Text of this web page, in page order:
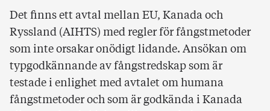
Det finns ett avtal mellan EU, Kanada och
Ryssland (AIHTS) med regler för fångstmetoder
som inte orsakar onödigt lidande. Ansökan om
typgodkännande av fångstredskap som är
testade i enlighet med avtalet om humana
fångstmetoder och som är godkända i Kanada